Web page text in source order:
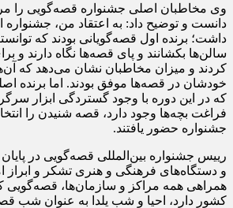
وی مخاطبان اصلی جشنواره قصه‌گویی را
دانست و توضیح داد: به اعتقاد من،
داشت؛ برنده اول قصه‌گویانی بودند که
سالن‌ها بکشانند و پای قصه‌ها نگاه دارند و
کردند و میزان مخاطبان نشان می‌دهد که آن‌ها
خودشان در قصه‌ها موفق بودند. اما برنده
که در این دوره با وجود گستردگی ابزار
فراغت بچه‌ها وجود دارد، قصه شنیدن را
جشنواره حضور یافتند.
رییس جشنواره بین‌المللی قصه‌گویی در
و دستگاه‌های فرهنگی و هنری تشکر و ابراز
همراهی همه مراکز و سازمان‌ها، قصه‌گویی
کشور دارد، احیا و شب یلدا به عنوان شب